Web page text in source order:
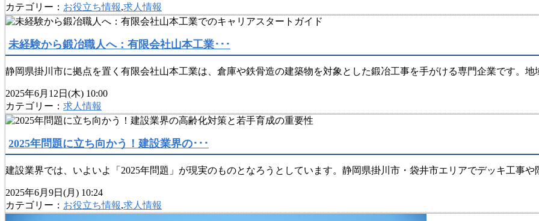
カテゴリー： お役立ち情報,求人情報
未経験から鍛冶職人へ：有限会社山本工業･･･
静岡県掛川市に拠点を置く有限会社山本工業は、倉庫や鉄骨造の建築物を対象とした鍛冶工事を手がける専門企業です。
2025年6月12日(木) 10:00
カテゴリー： 求人情報
2025年問題に立ち向かう！建設業界の･･･
建設業界では、いよいよ「2025年問題」が現実のものとなろうとしています。静岡県掛川市・袋井市エリアでデッキ工事
2025年6月9日(月) 10:24
カテゴリー： お役立ち情報,求人情報